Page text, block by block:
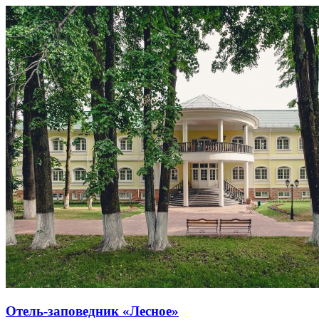
Отель-заповедник «Лесное»